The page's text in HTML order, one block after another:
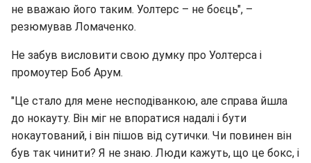
не вважаю його таким. Уолтерс – не боєць", –
резюмував Ломаченко.
Не забув висловити свою думку про Уолтерса і
промоутер Боб Арум.
"Це стало для мене несподіванкою, але справа йшла
до нокауту. Він міг не впоратися надалі і бути
нокаутований, і він пішов від сутички. Чи повинен він
був так чинити? Я не знаю. Люди кажуть, що це бокс, і